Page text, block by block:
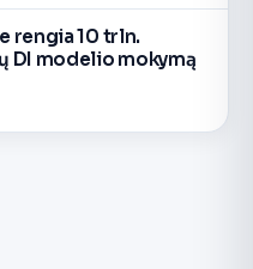
rengia 10 trln.
DI modelio mokymą